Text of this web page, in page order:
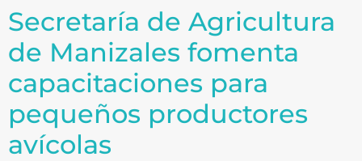
Secretaría de Agricultura
de Manizales fomenta
capacitaciones para
pequeños productores
avícolas